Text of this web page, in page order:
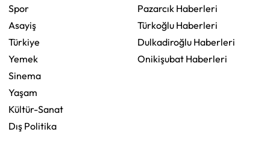
Spor
Asayiş
Türkiye
Yemek
Sinema
Yaşam
Kültür-Sanat
Dış Politika
Pazarcık Haberleri
Türkoğlu Haberleri
Dulkadiroğlu Haberleri
Onikişubat Haberleri